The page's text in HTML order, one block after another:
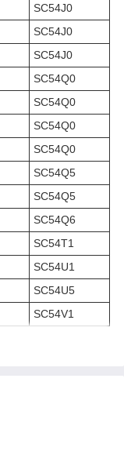
SC54J0
SC54J0
SC54J0
SC54Q0
SC54Q0
SC54Q0
SC54Q0
SC54Q5
SC54Q5
SC54Q6
SC54T1
SC54U1
SC54U5
SC54V1